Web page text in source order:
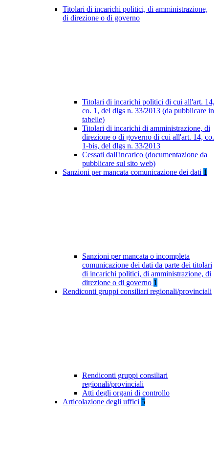
Titolari di incarichi politici, di amministrazione,
di direzione o di governo
Titolari di incarichi politici di cui all'art. 14,
co. 1, del dlgs n. 33/2013 (da pubblicare in
tabelle)
Titolari di incarichi di amministrazione, di
direzione o di governo di cui all'art. 14, co.
1-bis, del dlgs n. 33/2013
Cessati dall'incarico (documentazione da
pubblicare sul sito web)
Sanzioni per mancata comunicazione dei dati 1
Sanzioni per mancata o incompleta
comunicazione dei dati da parte dei titolari
di incarichi politici, di amministrazione, di
direzione o di governo 1
Rendiconti gruppi consiliari regionali/provinciali
Rendiconti gruppi consiliari
regionali/provinciali
Atti degli organi di controllo
Articolazione degli uffici 5